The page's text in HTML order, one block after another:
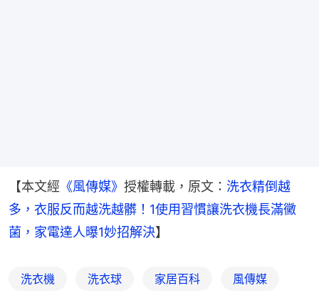
【本文經 《風傳媒》 授權轉載，原文： 洗衣精倒越
多，衣服反而越洗越髒！1使用習慣讓洗衣機長滿黴
菌，家電達人曝1妙招解決】
洗衣機 洗衣球 家居百科 風傳媒